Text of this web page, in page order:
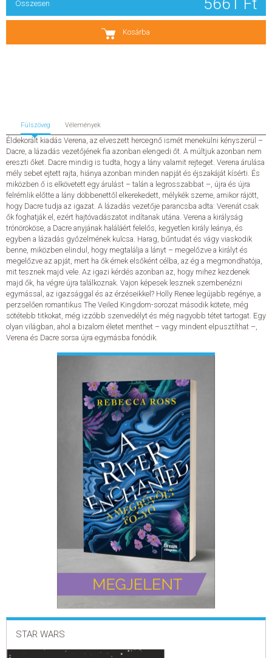
Kosárba
Összesen
Fülszöveg Vélemények
Éldekorált kiadás Verena, az elveszett hercegnő ismét menekülni kényszerül –
Dacre, a lázadás vezetőjének fia azonban elengedi őt. A múltjuk azonban nem
ereszti őket. Dacre mindig is tudta, hogy a lány valamit rejteget. Verena árulása
mély sebet ejtett rajta, hiánya azonban minden napját és éjszakáját kísérti. És
miközben ő is elkövetett egy árulást – talán a legrosszabbat –, újra és újra
felrémlik előtte a lány döbbenettől elkerekedett, mélykék szeme, amikor rájött,
hogy Dacre tudja az igazat. A lázadás vezetője parancsba adta: Verenát csak
ők foghatják el, ezért hajtóvadászatot indítanak utána. Verena a királyság
trónörököse, a Dacre anyjának haláláért felelős, kegyetlen király leánya, és
egyben a lázadás győzelmének kulcsa. Harag, bűntudat és vágy viaskodik
benne, miközben elindul, hogy megtalálja a lányt – megelőzve a királyt és
megelőzve az apját, mert ha ők érnek elsőként célba, az ég a megmondhatója,
mit tesznek majd vele. Az igazi kérdés azonban az, hogy mihez kezdenek
majd ők, ha végre újra találkoznak. Vajon képesek lesznek szembenézni
egymással, az igazsággal és az érzéseikkel? Holly Renee legújabb regénye, a
perzselően romantikus The Veiled Kingdom-sorozat második kötete, még
sötétebb titkokat, még izzóbb szenvedélyt és még nagyobb tétet tartogat. Egy
olyan világban, ahol a bizalom életet menthet – vagy mindent elpusztíthat –,
Verena és Dacre sorsa újra egymásba fonódik.
STAR WARS
SZERZŐK
KAPCSOLAT
ELŐRENDELHETŐ KIADVÁNYOK
ÚJDONSÁGOK
ELŐRENDELÉSI TOPLISTA
KÍVÁNSÁG TOPLISTA
ELADÁSI SIKERLISTA
ÁLTALÁNOS SZERZŐDÉSI FELTÉTELEK